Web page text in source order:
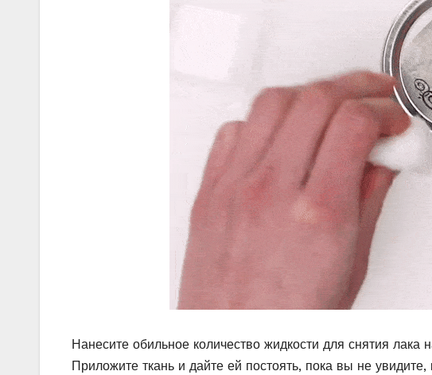
Нанесите обильное количество жидкости для снятия
Приложите ткань и дайте ей постоять, пока вы не